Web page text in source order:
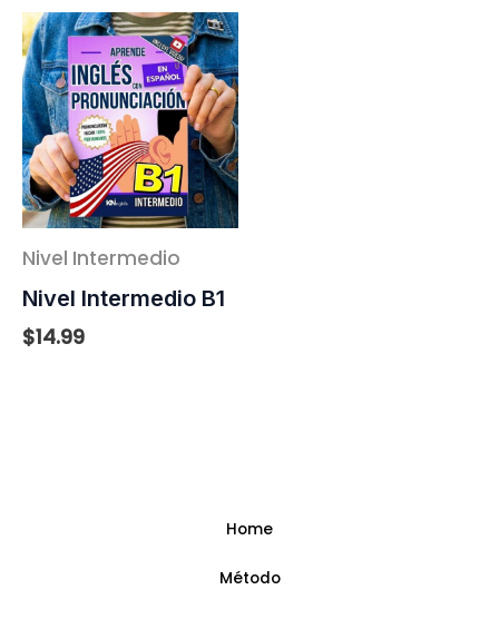
Nivel Intermedio
Nivel Intermedio B1
$14.99
Home
Método